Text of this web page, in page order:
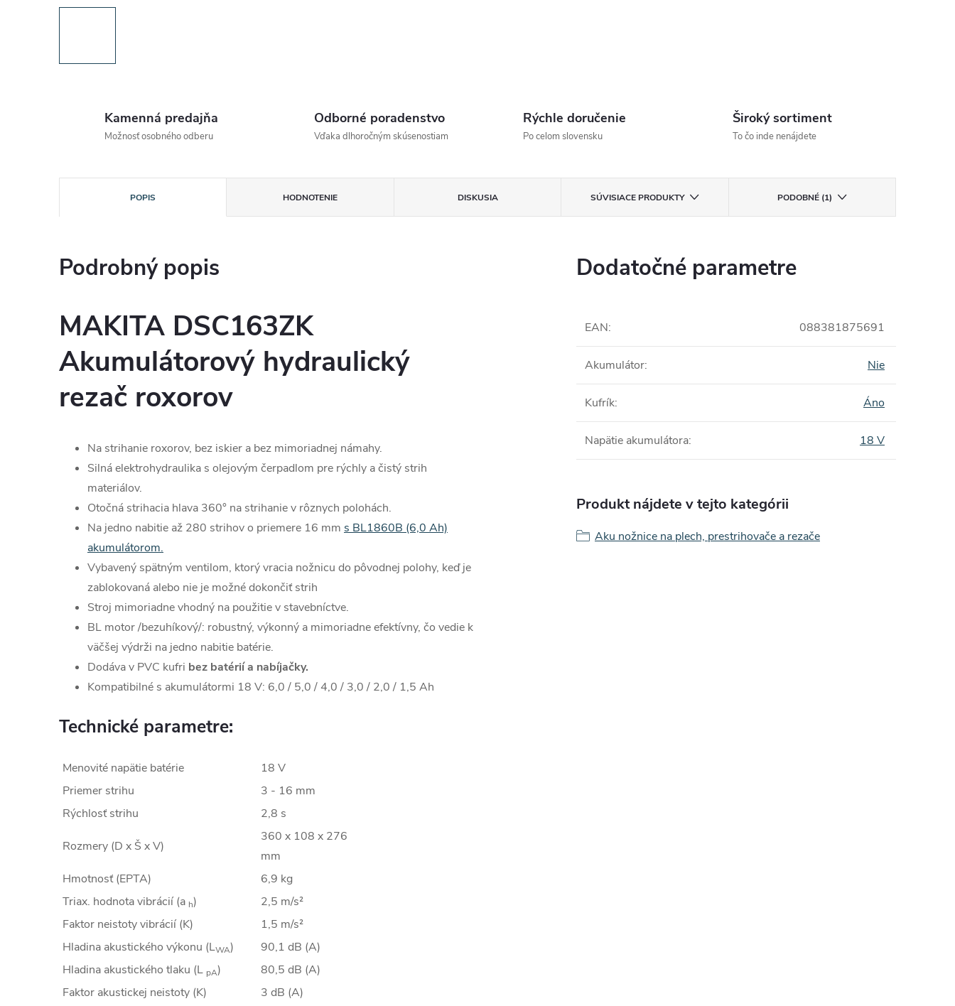
Kamenná predajňa
Možnosť osobného odberu
Odborné poradenstvo
Vďaka dlhoročným skúsenostiam
Rýchle doručenie
Po celom slovensku
Široký sortiment
To čo inde nenájdete
POPIS HODNOTENIE DISKUSIA SÚVISIACE PRODUKTY PODOBNÉ (1)
Podrobný popis
MAKITA DSC163ZK
Akumulátorový hydraulický
rezač roxorov
Na strihanie roxorov, bez iskier a bez mimoriadnej námahy.
Silná elektrohydraulika s olejovým čerpadlom pre rýchly a čistý strih
materiálov.
Otočná strihacia hlava 360° na strihanie v rôznych polohách.
Na jedno nabitie až 280 strihov o priemere 16 mm s BL1860B (6,0 Ah)
akumulátorom.
Vybavený spätným ventilom, ktorý vracia nožnicu do pôvodnej polohy, keď je
zablokovaná alebo nie je možné dokončiť strih
Stroj mimoriadne vhodný na použitie v stavebníctve.
BL motor /bezuhíkový/: robustný, výkonný a mimoriadne efektívny, čo vedie k
väčšej výdrži na jedno nabitie batérie.
Dodáva v PVC kufri bez batérií a nabíjačky.
Kompatibilné s akumulátormi 18 V: 6,0 / 5,0 / 4,0 / 3,0 / 2,0 / 1,5 Ah
Technické parametre:
Menovité napätie batérie
18 V
Priemer strihu
3 - 16 mm
Rýchlosť strihu
2,8 s
Rozmery (D x Š x V)
360 x 108 x 276
mm
Hmotnosť (EPTA)
6,9 kg
Triax. hodnota vibrácií (a h)
2,5 m/s²
Faktor neistoty vibrácií (K)
1,5 m/s²
Hladina akustického výkonu (LWA)
90,1 dB (A)
Hladina akustického tlaku (L pA)
80,5 dB (A)
Faktor akustickej neistoty (K)
3 dB (A)
Dodatočné parametre
EAN: 088381875691
Akumulátor: Nie
Kufrík: Áno
Napätie akumulátora: 18 V
Produkt nájdete v tejto kategórii
Aku nožnice na plech, prestrihovače a rezače